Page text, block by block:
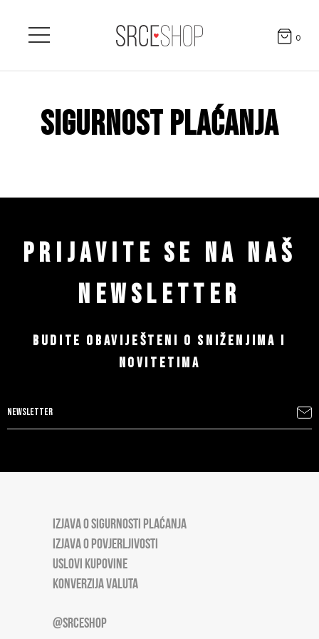
0
SIGURNOST PLAĆANJA
PRIJAVITE SE NA NAŠ
NEWSLETTER
BUDITE OBAVIJEŠTENI O SNIŽENJIMA I
NOVITETIMA
IZJAVA O SIGURNOSTI PLAĆANJA
IZJAVA O POVJERLJIVOSTI
USLOVI KUPOVINE
KONVERZIJA VALUTA
@SRCESHOP